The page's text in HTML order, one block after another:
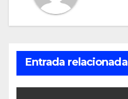
Entrada relacionada